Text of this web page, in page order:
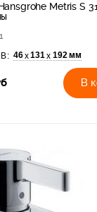
Metris S
46х 131 х 192 мм
В